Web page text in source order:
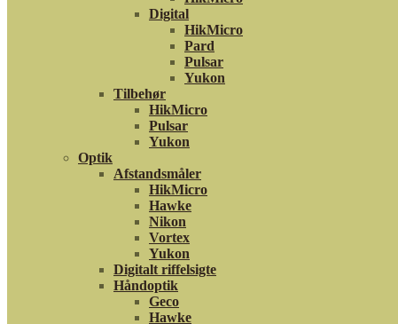
Digital
HikMicro
Pard
Pulsar
Yukon
Tilbehør
HikMicro
Pulsar
Yukon
Optik
Afstandsmåler
HikMicro
Hawke
Nikon
Vortex
Yukon
Digitalt riffelsigte
Håndoptik
Geco
Hawke